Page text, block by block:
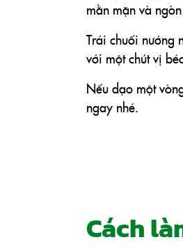
mằn mặn và
Trái chuối nướng
với một chút vị
Nếu dạo một
ngay nhé.
Cách